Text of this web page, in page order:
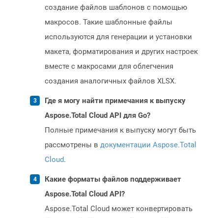
создание файлов шаблонов с помощью
макросов. Такие шаблонные файлы
используются для генерации и установки
макета, форматирования и других настроек
вместе с макросами для облегчения
создания аналогичных файлов XLSX.
Где я могу найти примечания к выпуску
Aspose.Total Cloud API для Go?
Полные примечания к выпуску могут быть
рассмотрены в документации Aspose.Total
Cloud.
Какие форматы файлов поддерживает
Aspose.Total Cloud API?
Aspose.Total Cloud может конвертировать